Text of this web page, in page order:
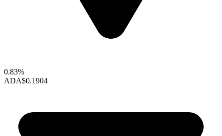
0.83%
ADA$0.1904